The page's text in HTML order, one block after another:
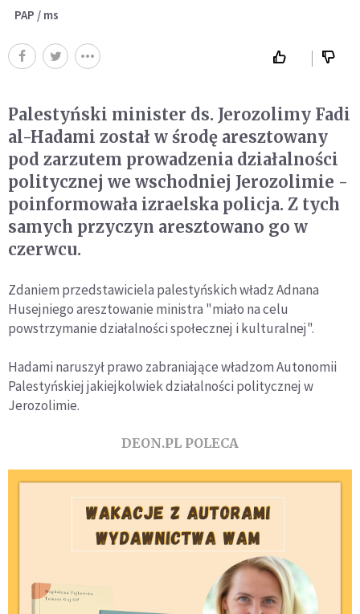
PAP / ms
Palestyński minister ds. Jerozolimy Fadi
al-Hadami został w środę aresztowany
pod zarzutem prowadzenia działalności
politycznej we wschodniej Jerozolimie -
poinformowała izraelska policja. Z tych
samych przyczyn aresztowano go w
czerwcu.
Zdaniem przedstawiciela palestyńskich władz Adnana
Husejniego aresztowanie ministra "miało na celu
powstrzymanie działalności społecznej i kulturalnej".
Hadami naruszył prawo zabraniające władzom Autonomii
Palestyńskiej jakiejkolwiek działalności politycznej w
Jerozolimie.
DEON.PL POLECA